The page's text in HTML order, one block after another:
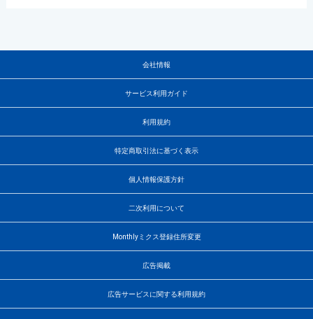
会社情報
サービス利用ガイド
利用規約
特定商取引法に基づく表示
個人情報保護方針
二次利用について
Monthlyミクス登録住所変更
広告掲載
広告サービスに関する利用規約